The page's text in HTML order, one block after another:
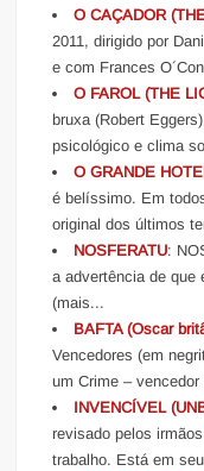
O CAÇADOR
2011, dirigido por
e com Frances
O FAROL (THE
bruxa (Robert
psicológico e clima
O GRANDE
é belíssimo. Em
original dos últimos
NOSFERATU:
a advertência de
(mais...
BAFTA (Oscar
Vencedores (em
um Crime –
INVENCÍVEL
revisado pelos
trabalho. Está em